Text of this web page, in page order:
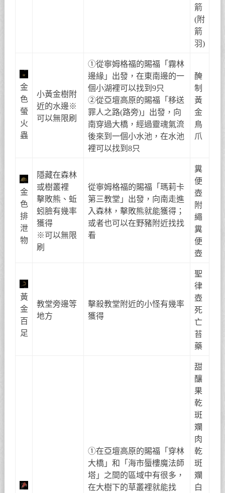
箭
(附
箭
羽)
金
色
螢
火
蟲
小黃金樹附
近的水邊※
可以無限刷
①從寧姆格福的賜福「霧林
邊緣」出發，在東南邊的一
個小湖裡可以找到9只
②從亞壇高原的賜福「移送
罪人之路(路旁)」出發，向
南穿過大橋，經過靈魂氣流
後來到一個小水池，在水池
裡可以找到8只
醃
制
黃
金
鳥
爪
金
色
排
泄
物
隱藏在森林
或樹叢裡
擊敗熊、蚯
蚓臉有幾率
獲得
※可以無限
刷
從寧姆格福的賜福「瑪莉卡
第三教堂」出發，向南走進
入森林，擊敗熊就能獲得；
或者也可以在野豬附近找找
看
糞
便
壺
附
繩
糞
便
壺
黃
金
百
足
教堂旁邊等
地方
擊殺教堂附近的小怪有幾率
獲得
聖
律
壺
死
亡
苔
藥
①在亞壇高原的賜福「穿林
大橋」和「海市蜃樓魔法師
塔」之間的區域中有很多，
在大樹下的草叢裡就能找
甜
釀
果
乾
斑
斕
肉
乾
斑
斕
白